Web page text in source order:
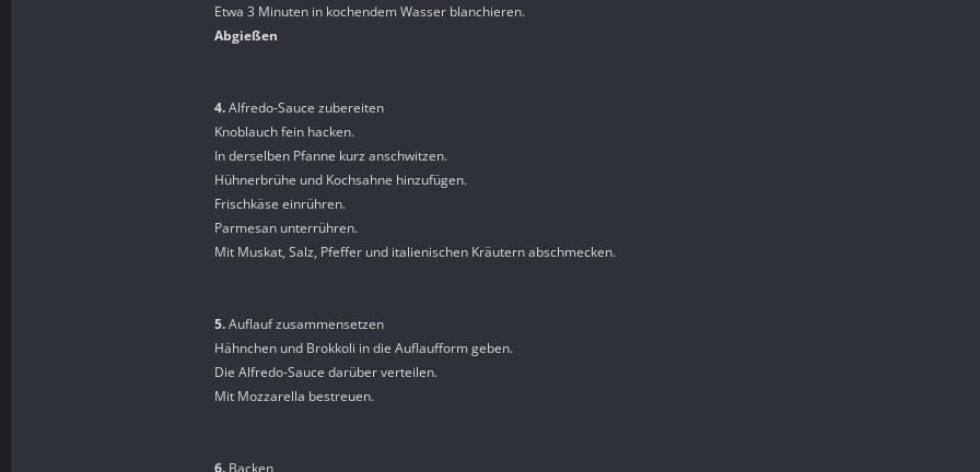
Etwa 3 Minuten in kochendem Wasser blanchieren.
Abgießen
4.Alfredo-Sauce zubereiten
Knoblauch fein hacken.
In derselben Pfanne kurz anschwitzen.
Hühnerbrühe und Kochsahne hinzufügen.
Frischkäse einrühren.
Parmesan unterrühren.
Mit Muskat, Salz, Pfeffer und italienischen Kräutern abschmecken.
5.Auflauf zusammensetzen
Hähnchen und Brokkoli in die Auflaufform geben.
Die Alfredo-Sauce darüber verteilen.
Mit Mozzarella bestreuen.
6. Backen